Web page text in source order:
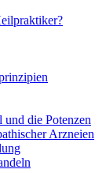
die Potenzen
Arzneien